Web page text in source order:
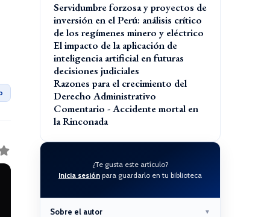
Servidumbre forzosa y proyectos de
inversión en el Perú: análisis crítico
de los regímenes minero y eléctrico
El impacto de la aplicación de
inteligencia artificial en futuras
decisiones judiciales
Razones para el crecimiento del
Derecho Administrativo
Comentario - Accidente mortal en
la Rinconada
¿Te gusta este artículo?
Inicia sesión para guardarlo en tu biblioteca
Sobre el autor ▼